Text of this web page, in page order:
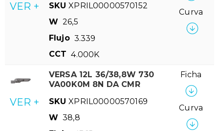
VER +
SKU XPRIL00000570152
W 26,5
Flujo 3.339
CCT 4.000K
Curva
VER +
VERSA 12L 36/38,8W 730
VA00K0M 8N DA CMR
SKU XPRIL00000570169
W 38,8
Ficha
Curva